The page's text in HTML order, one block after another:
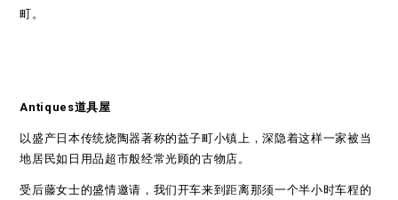
町。
Antiques道具屋
以盛产日本传统烧陶器著称的益子町小镇上，深隐着这样一家被当
地居民如日用品超市般经常光顾的古物店。
受后藤女士的盛情邀请，我们开车来到距离那须一个半小时车程的